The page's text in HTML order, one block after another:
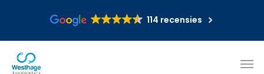
114 recensies